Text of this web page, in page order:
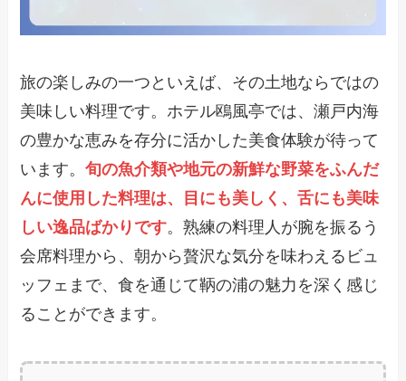
旅の楽しみの一つといえば、その土地ならではの
美味しい料理です。ホテル鴎風亭では、瀬戸内海
の豊かな恵みを存分に活かした美食体験が待って
います。旬の魚介類や地元の新鮮な野菜をふんだ
んに使用した料理は、目にも美しく、舌にも美味
しい逸品ばかりです。熟練の料理人が腕を振るう
会席料理から、朝から贅沢な気分を味わえるビュ
ッフェまで、食を通じて鞆の浦の魅力を深く感じ
ることができます。